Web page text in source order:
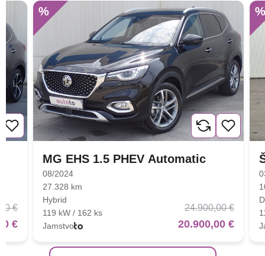
€
€
%
MG EHS 1.5 PHEV Automatic
08/2024
27.328 km
Hybrid
119 kW / 162 ks
Jamstvo
24.900,00 €
20.900,00 €